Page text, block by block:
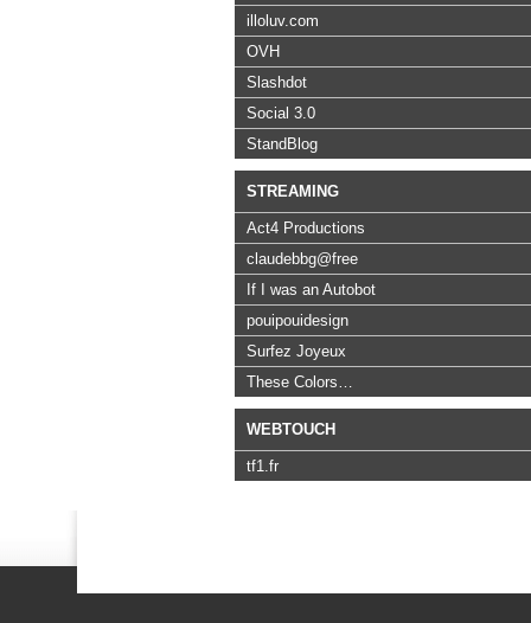
illoluv.com
OVH
Slashdot
Social 3.0
StandBlog
STREAMING
Act4 Productions
claudebbg@free
If I was an Autobot
pouipouidesign
Surfez Joyeux
These Colors…
WEBTOUCH
tf1.fr